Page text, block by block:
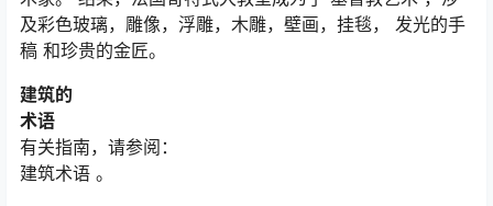
及彩色玻璃，雕像，浮雕，木雕，壁画，挂毯， 发光的手
稿 和珍贵的金匠。
建筑的
术语
有关指南，请参阅：
建筑术语 。